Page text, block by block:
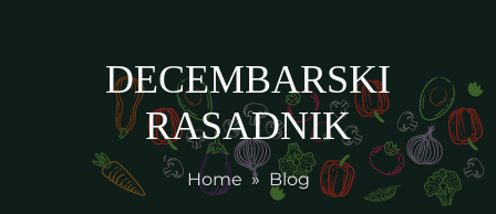
DECEMBARSKI
RASADNIK
Home » Blog